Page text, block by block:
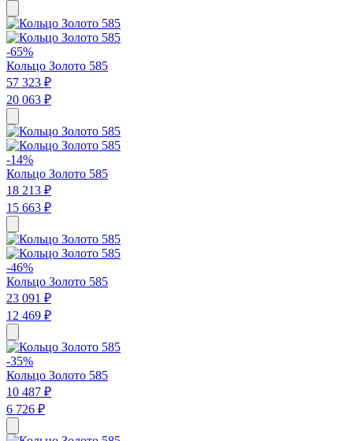
-65%
Кольцо Золото 585
57 323 ₽
20 063 ₽
-14%
Кольцо Золото 585
18 213 ₽
15 663 ₽
-46%
Кольцо Золото 585
23 091 ₽
12 469 ₽
-35%
Кольцо Золото 585
10 487 ₽
6 726 ₽